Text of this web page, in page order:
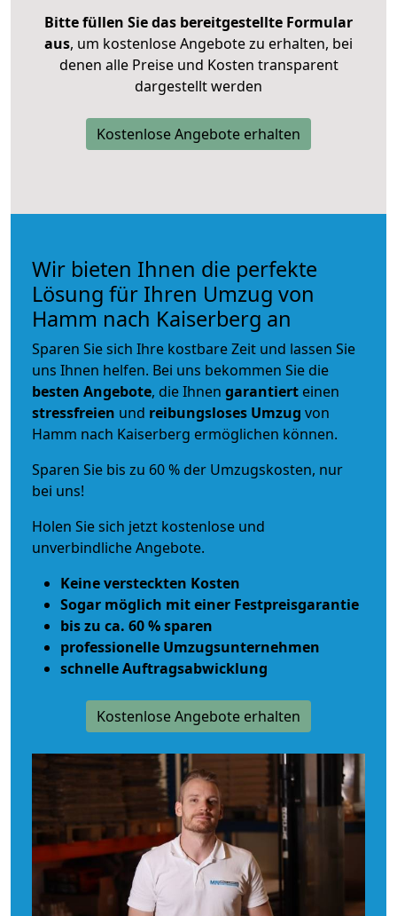
Bitte füllen Sie das bereitgestellte Formular
aus, um kostenlose Angebote zu erhalten, bei
denen alle Preise und Kosten transparent
dargestellt werden
Kostenlose Angebote erhalten
Wir bieten Ihnen die perfekte
Lösung für Ihren Umzug von
Hamm nach Kaiserberg an
Sparen Sie sich Ihre kostbare Zeit und lassen Sie
uns Ihnen helfen. Bei uns bekommen Sie die
besten Angebote, die Ihnen garantiert einen
stressfreien und reibungsloses Umzug von
Hamm nach Kaiserberg ermöglichen können.
Sparen Sie bis zu 60 % der Umzugskosten, nur
bei uns!
Holen Sie sich jetzt kostenlose und
unverbindliche Angebote.
Keine versteckten Kosten
Sogar möglich mit einer Festpreisgarantie
bis zu ca. 60 % sparen
professionelle Umzugsunternehmen
schnelle Auftragsabwicklung
Kostenlose Angebote erhalten